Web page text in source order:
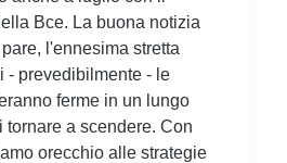
Bce. La buona notizia
l'ennesima stretta
- prevedibilmente - le
ferme in un lungo
tornare a scendere. Con
orecchio alle strategie